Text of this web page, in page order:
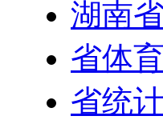
湖南
省体
省统